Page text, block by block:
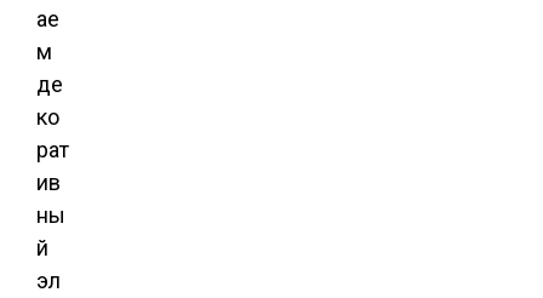
ае
м
де
ко
рат
ив
ны
й
эл